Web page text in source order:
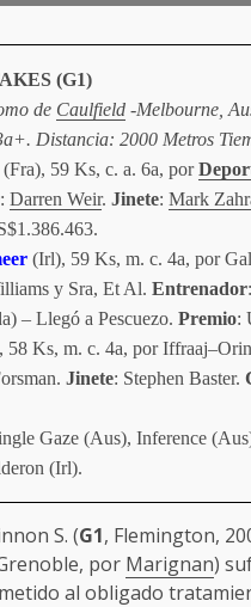
(G1)
de Caulfield -Melbourne,
Distancia: 2000 Metros
(Fra), 59 Ks, c. a. 6a, por
: Darren Weir. Jinete: Mark
(Irl), 59 Ks, m. c. 4a, por
y Sra, Et Al. Entrenador
– Llegó a Pescuezo. Premio:
58 Ks, m. c. 4a, por
Jinete: Stephen Baster.
Gaze (Aus), Inference
(Irl).
S. (G1, Flemington,
por Marignan)
al obligado